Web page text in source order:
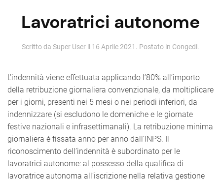
Lavoratrici autonome
Scritto da Super User il 16 Aprile 2021 . Postato in Congedi.
L’indennità viene effettuata applicando l’80% all’importo
della retribuzione giornaliera convenzionale, da moltiplicare
per i giorni, presenti nei 5 mesi o nei periodi inferiori, da
indennizzare (si escludono le domeniche e le giornate
festive nazionali e infrasettimanali). La retribuzione minima
giornaliera è fissata anno per anno dall’INPS. Il
riconoscimento dell’indennità è subordinato per le
lavoratrici autonome: al possesso della qualifica di
lavoratrice autonoma all’iscrizione nella relativa gestione